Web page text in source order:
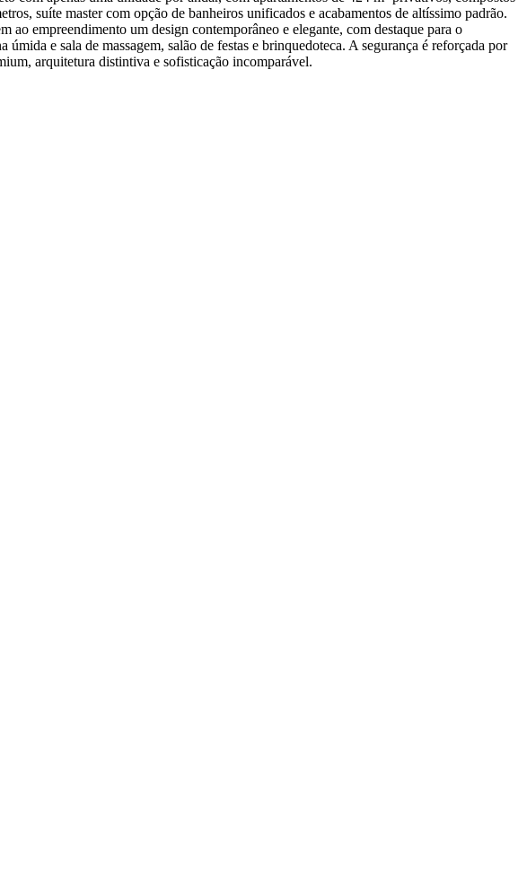
suíte master com opção de banheiros unificados e acabamentos de altíssimo padrão.
empreendimento um design contemporâneo e elegante, com destaque para o
e sala de massagem, salão de festas e brinquedoteca. A segurança é reforçada por
arquitetura distintiva e sofisticação incomparável.